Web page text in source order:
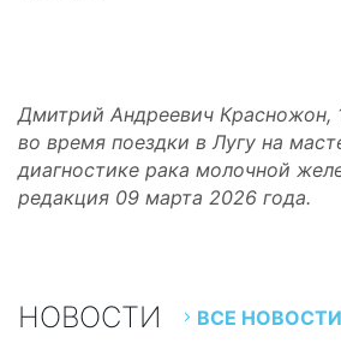
Дмитрий Андреевич Красножон,
во время поездки в Лугу на
диагностике рака молочной
редакция 09 марта 2026 года.
НОВОСТИ ВСЕ НОВОСТИ